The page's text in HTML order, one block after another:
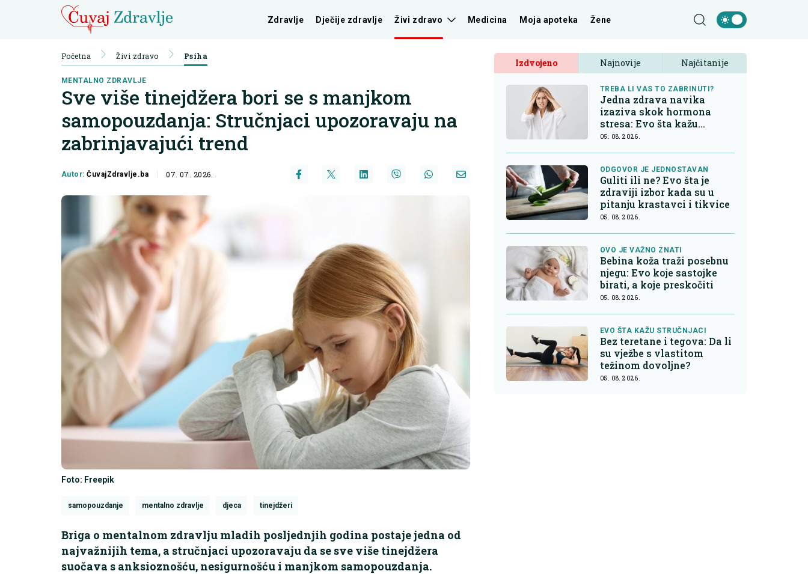
Zdravlje Dječije zdravlje Živi zdravo Medicina Moja apoteka Žene
Početna Živi zdravo Psiha
MENTALNO ZDRAVLJE
Sve više tinejdžera bori se s manjkom
samopouzdanja: Stručnjaci upozoravaju na
zabrinjavajući trend
Autor:ČuvajZdravlje.ba 07. 07. 2026.
Foto: Freepik
samopouzdanje mentalno zdravlje djeca tinejdžeri
Briga o mentalnom zdravlju mladih posljednjih godina postaje jedna od
najvažnijih tema, a stručnjaci upozoravaju da se sve više tinejdžera
suočava s anksioznošću, nesigurnošću i manjkom samopouzdanja.
Izdvojeno Najnovije Najčitanije
TREBA LI VAS TO ZABRINUTI?
Jedna zdrava navika
izaziva skok hormona
stresa: Evo šta kažu
endokrinolozi
05. 08. 2026.
ODGOVOR JE JEDNOSTAVAN
Guliti ili ne? Evo šta je
zdraviji izbor kada su u
pitanju krastavci i tikvice
05. 08. 2026.
OVO JE VAŽNO ZNATI
Bebina koža traži posebnu
njegu: Evo koje sastojke
birati, a koje preskočiti
05. 08. 2026.
EVO ŠTA KAŽU STRUČNJACI
Bez teretane i tegova: Da li
su vježbe s vlastitom
težinom dovoljne?
05. 08. 2026.